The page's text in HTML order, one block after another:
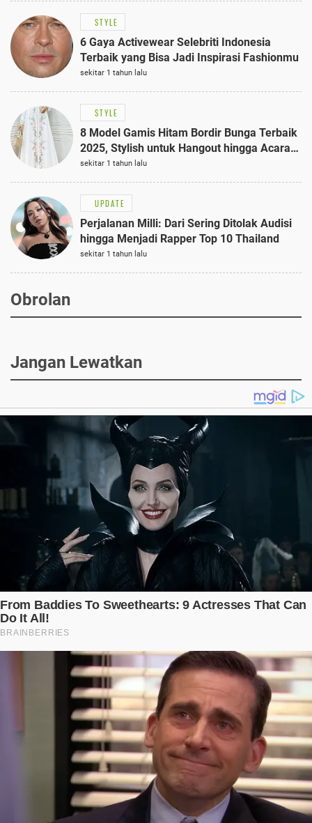
STYLE
6 Gaya Activewear Selebriti Indonesia
Terbaik yang Bisa Jadi Inspirasi Fashionmu
sekitar 1 tahun lalu
STYLE
8 Model Gamis Hitam Bordir Bunga Terbaik
2025, Stylish untuk Hangout hingga Acara
Semi-Formal
sekitar 1 tahun lalu
UPDATE
Perjalanan Milli: Dari Sering Ditolak Audisi
hingga Menjadi Rapper Top 10 Thailand
sekitar 1 tahun lalu
Obrolan
Jangan Lewatkan